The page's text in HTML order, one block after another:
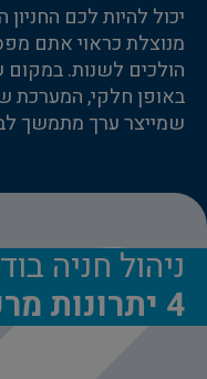
יכול להיות לכם
מנוצלת כראוי אתם
הולכים לשנות. במקום
באופן חלקי, המערכת
שמייצר ערך מתמשך
ניהול חניה
4 יתרונות מרכזיים